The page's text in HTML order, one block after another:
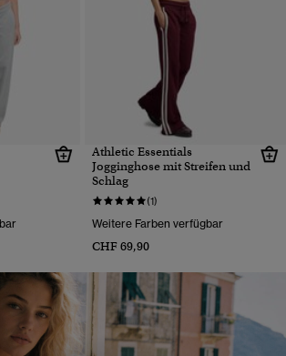
Athletic Essentials
Jogginghose mit Streifen und
Schlag
(1)
Weitere Farben verfügbar
CHF 69,90